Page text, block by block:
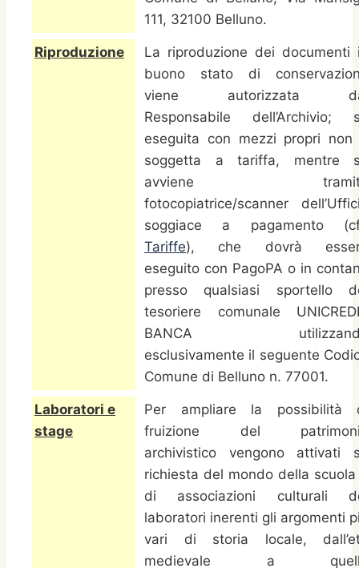
111, 32100 Belluno.
Riproduzione
La riproduzione dei documenti
buono stato di
viene autorizzata
Responsabile dell’Archivio;
eseguita con mezzi propri non
soggetta a tariffa, mentre
avviene
fotocopiatrice/scanner
soggiace a pagamento
Tariffe), che dovrà
eseguito con PagoPA o in
presso qualsiasi sportello
tesoriere comunale
BANCA
esclusivamente il seguente
Comune di Belluno n. 77001.
Laboratori e
stage
Per ampliare la possibilità
fruizione del
archivistico vengono attivati
richiesta del mondo della scuola
di associazioni culturali
laboratori inerenti gli argomenti
vari di storia locale,
medievale a